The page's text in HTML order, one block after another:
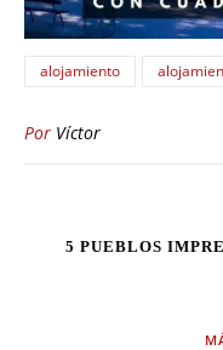
alojamiento
Por Víctor
5 PUEBLOS